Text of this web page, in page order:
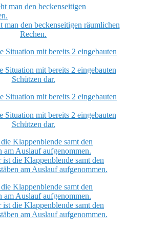
den beckenseitigen räumlichen
Rechen.
Situation mit bereits 2 eingebauten
Schützen dar.
Situation mit bereits 2 eingebauten
Schützen dar.
die Klappenblende samt den
am Auslauf aufgenommen.
die Klappenblende samt den
am Auslauf aufgenommen.